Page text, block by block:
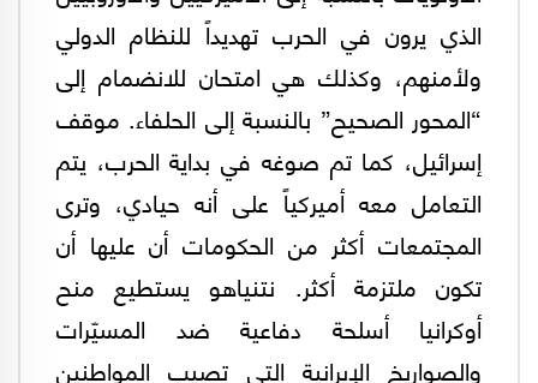
الذي يرون في الحرب تهديداً للنظام الدولي
ولأمنهم، وكذلك هي امتحان للانضمام إلى
“المحور الصحيح” بالنسبة إلى الحلفاء. موقف
إسرائيل، كما تم صوغه في بداية الحرب، يتم
التعامل معه أميركياً على أنه حيادي، وترى
المجتمعات أكثر من الحكومات أن عليها أن
تكون ملتزمة أكثر. نتنياهو يستطيع منح
أوكرانيا أسلحة دفاعية ضد المسيّرات
والصواريخ الإيرانية التي تصيب المواطنين